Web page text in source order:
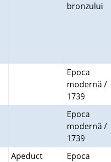
bronzului
Epoca
modernă /
1739
Epoca
modernă /
1739
Apeduct
Epoca